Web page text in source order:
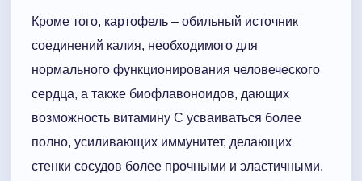
Кроме того, картофель – обильный источник
соединений калия, необходимого для
нормального функционирования человеческого
сердца, а также биофлавоноидов, дающих
возможность витамину С усваиваться более
полно, усиливающих иммунитет, делающих
стенки сосудов более прочными и эластичными.